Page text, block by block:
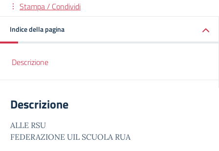
Stampa / Condividi
Indice della pagina
Descrizione
Descrizione
ALLE RSU
FEDERAZIONE UIL SCUOLA RUA